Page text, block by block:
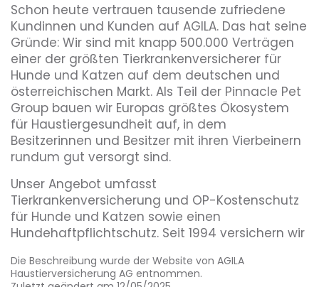
Schon heute vertrauen tausende zufriedene
Kundinnen und Kunden auf AGILA. Das hat seine
Gründe: Wir sind mit knapp 500.000 Verträgen
einer der größten Tierkrankenversicherer für
Hunde und Katzen auf dem deutschen und
österreichischen Markt. Als Teil der Pinnacle Pet
Group bauen wir Europas größtes Ökosystem
für Haustiergesundheit auf, in dem
Besitzerinnen und Besitzer mit ihren Vierbeinern
rundum gut versorgt sind.
Unser Angebot umfasst
Tierkrankenversicherung und OP-Kostenschutz
für Hunde und Katzen sowie einen
Hundehaftpflichtschutz. Seit 1994 versichern wir
somit seit über 30 Jahren Spezialistin auf
diesem Gebiet.
Die Beschreibung wurde der Website von AGILA
Haustierversicherung AG entnommen.